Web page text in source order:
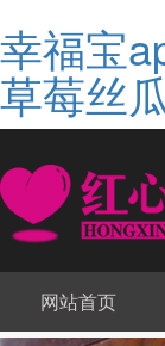
幸福宝
草莓丝
网站首页